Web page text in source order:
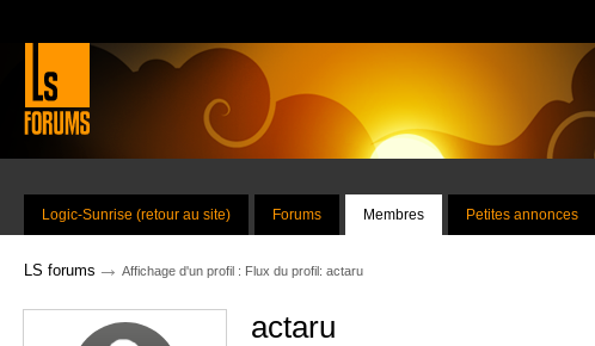
Logic-Sunrise (retour au site) Forums Membres Petites annonces
LS forums → Affichage d'un profil : Flux du profil: actaru
actaru